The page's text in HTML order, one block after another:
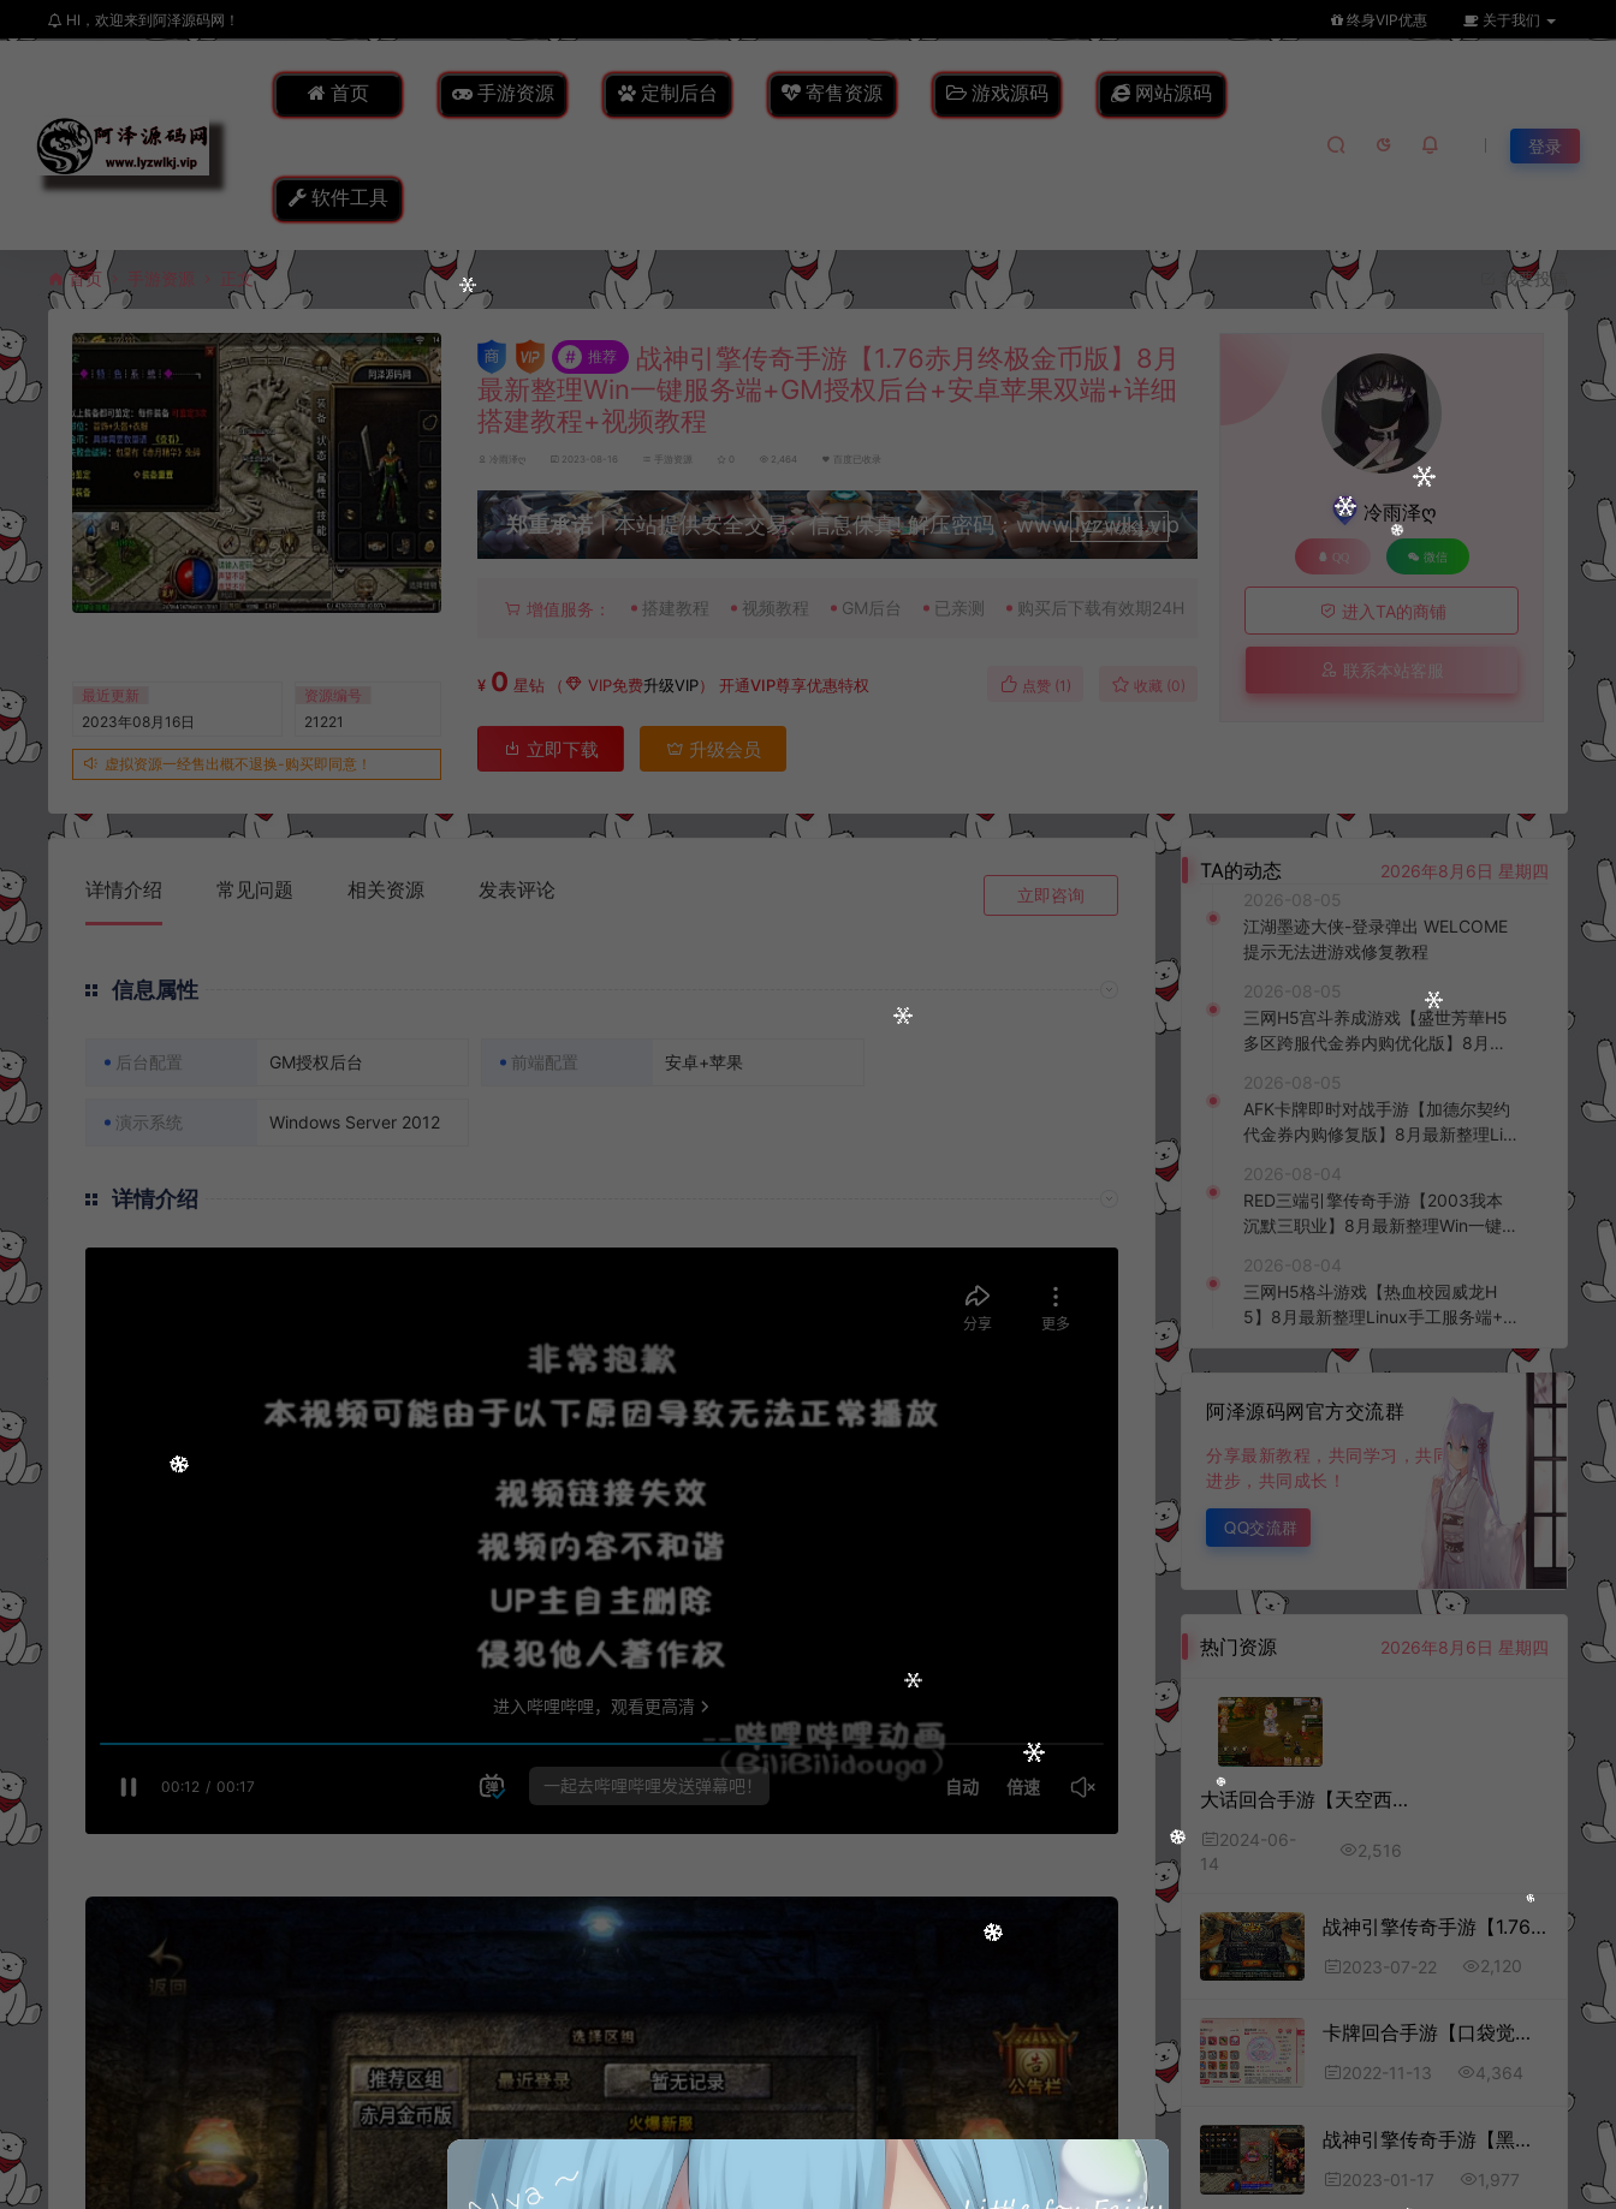
HI，欢迎来到阿泽源码网！ 终身VIP优惠 关于我们
首页 手游资源 定制后台 寄售资源 游戏源码 网站源码
软件工具
登录
首页 手游资源 正文 我要投稿
最近更新
2023年08月16日
资源编号
21221
虚拟资源一经售出概不退换-购买即同意！
# 推荐
战神引擎传奇手游【1.76赤月终极金币版】8月
最新整理Win一键服务端+GM授权后台+安卓苹果双端+详细
搭建教程+视频教程
冷雨泽ღ 2023-08-16 手游资源 0 2,464 百度已收录
郑重承诺丨本站提供安全交易、信息保真! 解压密码：www.lyzwlkj.vip
升级会员
增值服务： 搭建教程 视频教程 GM后台 已亲测 购买后下载有效期24H
¥ 0 星钻 （ VIP免费升级VIP）开通VIP尊享优惠特权 点赞 (1 ) 收藏 (0)
立即下载 升级会员
冷雨泽ღ
QQ 微信
进入TA的商铺
联系本站客服
详情介绍 常见问题 相关资源 发表评论 立即咨询
信息属性
后台配置 GM授权后台 前端配置 安卓+苹果
演示系统 Windows Server 2012
详情介绍
TA的动态
2026年8月6日 星期四
2026-08-05
江湖墨迹大侠-登录弹出 WELCOME
提示无法进游戏修复教程
2026-08-05
三网H5宫斗养成游戏【盛世芳華H5
多区跨服代金券内购优化版】8月最
台+全资源安卓+详细搭建教程+视频
教程
2026-08-05
AFK卡牌即时对战手游【加德尔契约
代金券内购修复版】8月最新整理Lin
K授权后台+安卓苹果双端+详细搭建
教程+视频教程
2026-08-04
RED三端引擎传奇手游【2003我本
沉默三职业】8月最新整理Win一键
2026-08-04
三网H5格斗游戏【热血校园威龙H
5】8月最新整理Linux手工服务端+W
户端+详细搭建教程
阿泽源码网官方交流群
分享最新教程，共同学习，共同
进步，共同成长！
QQ交流群
热门资源 2026年8月6日 星期四
大话回合手游【天空西游之元始内丹心法版】6月最新整理Linux手工服务端+全套源码+管理后台+安卓苹果双端+详细搭建教程+视频教程
2024-06-
14
2,516
战神引擎传奇手游【1.76珐玛大陆精品赤月终极月卡[白猪3]】7月最新整理Win一键服务端+GM授权后台+安卓苹果双端+详细搭建教程+视频教程
2023-07-22 2,120
卡牌回合手游【口袋觉醒V18最新公主版】11月最新整理Ubuntu手工服务端+运营后台+GM授权后台+安卓苹果双端+详细搭建教程
2022-11-13 4,364
战神引擎传奇手游【黑龙忘忧单职业三大陆】1月最新整理Win一键服务端+魂环神力+天命图腾+转生血炼+GM后台+安卓苹果双端+详细搭建教程
2023-01-17 1,977